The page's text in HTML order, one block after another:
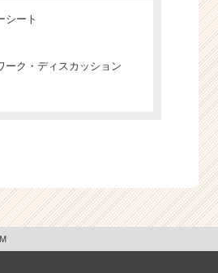
シート
ーク・ディスカッション